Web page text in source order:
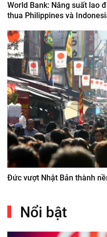
World Bank: Năng suất lao
thua Philippines và
Đức vượt Nhật Bản thành
Nổi bật